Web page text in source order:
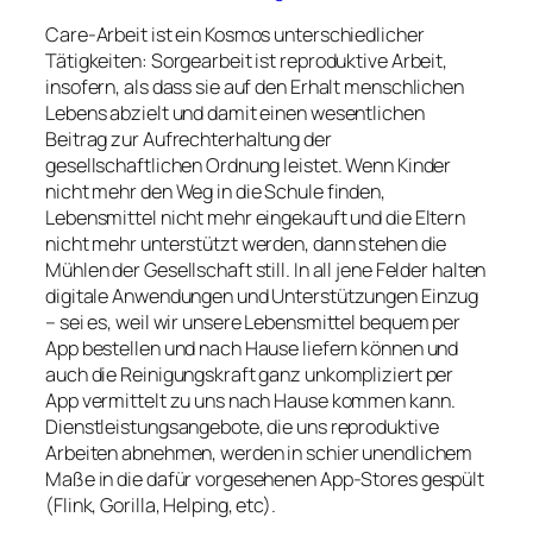
Care-Arbeit ist ein Kosmos unterschiedlicher
Tätigkeiten: Sorgearbeit ist reproduktive Arbeit,
insofern, als dass sie auf den Erhalt menschlichen
Lebens abzielt und damit einen wesentlichen
Beitrag zur Aufrechterhaltung der
gesellschaftlichen Ordnung leistet. Wenn Kinder
nicht mehr den Weg in die Schule finden,
Lebensmittel nicht mehr eingekauft und die Eltern
nicht mehr unterstützt werden, dann stehen die
Mühlen der Gesellschaft still. In all jene Felder halten
digitale Anwendungen und Unterstützungen Einzug
– sei es, weil wir unsere Lebensmittel bequem per
App bestellen und nach Hause liefern können und
auch die Reinigungskraft ganz unkompliziert per
App vermittelt zu uns nach Hause kommen kann.
Dienstleistungsangebote, die uns reproduktive
Arbeiten abnehmen, werden in schier unendlichem
Maße in die dafür vorgesehenen App-Stores gespült
(Flink,Gorilla,Helping, etc).